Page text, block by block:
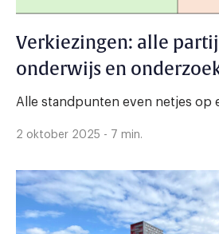
Verkiezingen: alle
onderwijs en
Alle standpunten even netjes op
2 oktober 2025 - 7 min.